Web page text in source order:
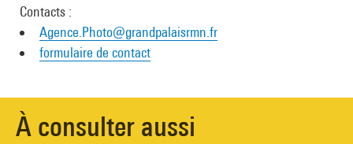
Contacts :
Agence.Photo@grandpalaisrmn.fr
formulaire de contact
À consulter aussi